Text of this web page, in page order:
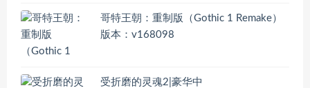
哥特王朝：重制版（Gothic 1 Remake）
版本：v168098
受折磨的灵魂2|豪华中